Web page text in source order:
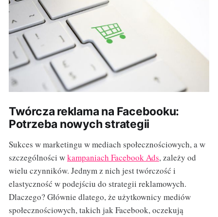
Twórcza reklama na Facebooku:
Potrzeba nowych strategii
Sukces w marketingu w mediach społecznościowych, a w
szczególności wkampaniach Facebook Ads, zależy od
wielu czynników. Jednym z nich jest twórczość i
elastyczność w podejściu do strategii reklamowych.
Dlaczego? Głównie dlatego, że użytkownicy mediów
społecznościowych, takich jak Facebook, oczekują